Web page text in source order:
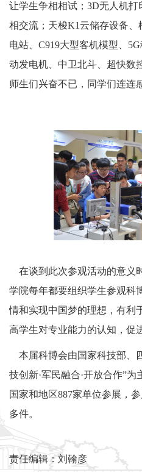
让学生争相相试； 3D无人机打
相交流；天梭K1云储存设备、
电站、 C919大型客机模型、 5G
动发电机、中卫北斗、超快数
师生们兴奋不已，同学们连连
在谈到此次参观活动的意义
学院每年都要组织学生参观科
情和实现中国梦的理想，有利
高学生对专业能力的认知，促
本届科博会由国家科技部、
技创新·军民融合·开放合作”
国家和地区887家单位参展，参
多件。
责任编辑：刘翰彦